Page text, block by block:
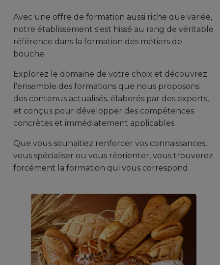
Avec une offre de formation aussi riche que variée,
notre établissement s'est hissé au rang de véritable
référence dans la formation des métiers de
bouche.
Explorez le domaine de votre choix et découvrez
l’ensemble des formations que nous proposons :
des contenus actualisés, élaborés par des experts,
et conçus pour développer des compétences
concrètes et immédiatement applicables.
Que vous souhaitiez renforcer vos connaissances,
vous spécialiser ou vous réorienter, vous trouverez
forcément la formation qui vous correspond.